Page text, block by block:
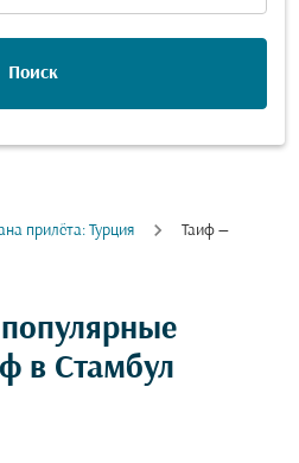
Поиск
прилёта: Турция
Таиф —
в Стамбул
свой маршрут